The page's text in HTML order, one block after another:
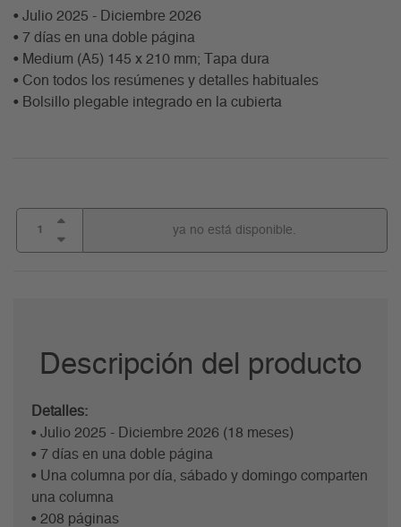
• Julio 2025 - Diciembre 2026
• 7 días en una doble página
• Medium (A5) 145 x 210 mm; Tapa dura
• Con todos los resúmenes y detalles habituales
• Bolsillo plegable integrado en la cubierta
ya no está disponible.
Descripción del producto
Detalles:
• Julio 2025 - Diciembre 2026 (18 meses)
• 7 días en una doble página
• Una columna por día, sábado y domingo comparten
una columna
• 208 páginas